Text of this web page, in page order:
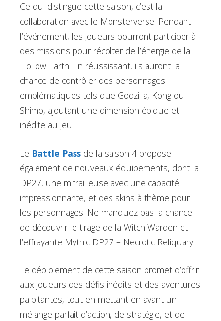
Ce qui distingue cette saison, c’est la
collaboration avec le Monsterverse. Pendant
l’événement, les joueurs pourront participer à
des missions pour récolter de l’énergie de la
Hollow Earth. En réussissant, ils auront la
chance de contrôler des personnages
emblématiques tels que Godzilla, Kong ou
Shimo, ajoutant une dimension épique et
inédite au jeu.
Le Battle Pass de la saison 4 propose
également de nouveaux équipements, dont la
DP27, une mitrailleuse avec une capacité
impressionnante, et des skins à thème pour
les personnages. Ne manquez pas la chance
de découvrir le tirage de la Witch Warden et
l’effrayante Mythic DP27 – Necrotic Reliquary.
Le déploiement de cette saison promet d’offrir
aux joueurs des défis inédits et des aventures
palpitantes, tout en mettant en avant un
mélange parfait d’action, de stratégie, et de